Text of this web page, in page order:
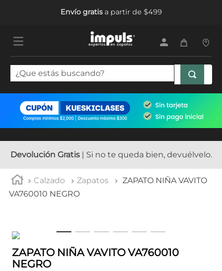
Envío gratisa partir de $499
¿Que estás buscando?
Devolución Gratis| Si no te queda bien, devuélvelo.
Calzado Zapatos
ZAPATO NIÑA VAVITO
VA760010 NEGRO
ZAPATO NIÑA VAVITO VA760010
NEGRO
TÉRMINOS MÁS BUSCADOS
.
tenis mujer
tenis hombre
5. tenis niña